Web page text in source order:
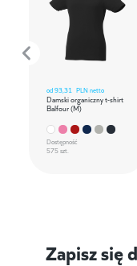
od93,31 PLN netto
Damski organiczny t-shirt
Balfour (M)
Dostępność
575 szt.
Zapisz się